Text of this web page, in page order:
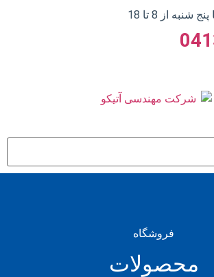
از 8 تا 18
فروشگاه
محصولات